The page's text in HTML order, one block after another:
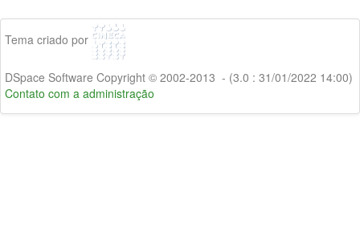
Tema criado por
DSpace Software Copyright © 2002-2013 - (3.0 : 31/01/2022 14:00)
Contato com a administração